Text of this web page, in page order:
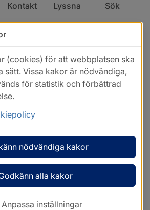
Kontakt Lyssna Sök
(cookies) för att webbplatsen ska
sätt. Vissa kakor är nödvändiga,
för statistik och förbättrad
nödvändiga kakor
alla kakor
Anpassa inställningar